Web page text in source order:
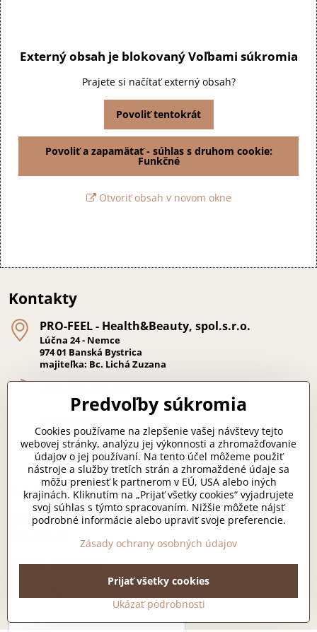
Externý obsah je blokovaný Voľbami súkromia
Prajete si načítať externý obsah?
Povoliť tentokrát
Povoliť a zapamätať - súhlas s druhom cookie:
Funkčné
Otvoriť obsah v novom okne
Kontakty
PRO-FEEL - Health&Beauty, spol​.s​.r​.o​.
Lúčna 24 - Nemce
974 01 Banská Bystrica
majiteľka: Bc. Lichá Zuzana
eshop​.profeelstudio​.sk
Pridajte sa k nám
facebook.com/share/1712gcYdF6/?mibextid´=wwXlfr
Máte otázku?
Predvoľby súkromia
Cookies používame na zlepšenie vašej návštevy tejto
webovej stránky, analýzu jej výkonnosti a zhromažďovanie
údajov o jej používaní. Na tento účel môžeme použiť
nástroje a služby tretích strán a zhromaždené údaje sa
môžu preniesť k partnerom v EÚ, USA alebo iných
krajinách. Kliknutím na „Prijať všetky cookies“ vyjadrujete
svoj súhlas s týmto spracovaním. Nižšie môžete nájsť
podrobné informácie alebo upraviť svoje preferencie.
Zásady ochrany osobných údajov
Ukázať podrobnosti
Prijať všetky cookies